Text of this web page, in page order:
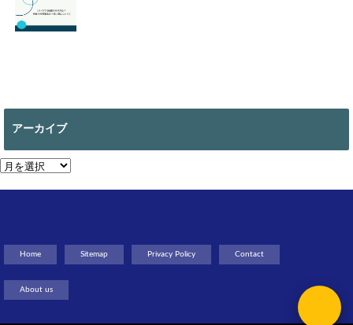
片翼の発動条件も
2026.06.09
い道についても
アーカイブ
ア
Home Sitemap Privacy Policy Contact
About us